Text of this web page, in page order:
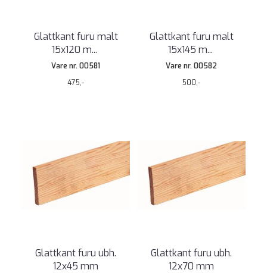
Glattkant furu malt
15x120 m...
Vare nr. 00581
475,-
Glattkant furu malt
15x145 m...
Vare nr. 00582
500,-
Glattkant furu ubh.
12x45 mm
Glattkant furu ubh.
12x70 mm